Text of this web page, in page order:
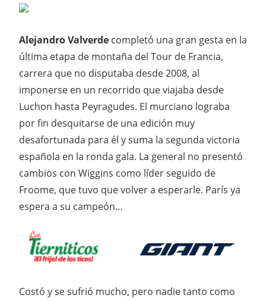
Alejandro Valverde completó una gran gesta en la
última etapa de montaña del Tour de Francia,
carrera que no disputaba desde 2008, al
imponerse en un recorrido que viajaba desde
Luchon hasta Peyragudes. El murciano lograba
por fin desquitarse de una edición muy
desafortunada para él y suma la segunda victoria
española en la ronda gala. La general no presentó
cambios con Wiggins como líder seguido de
Froome, que tuvo que volver a esperarle. París ya
espera a su campeón…
Costó y se sufrió mucho, pero nadie tanto como